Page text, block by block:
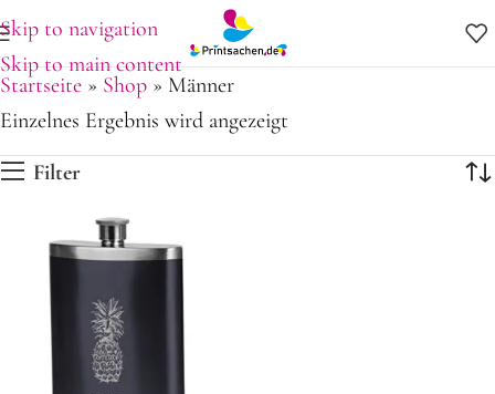
Skip to navigation
Skip to main content
Startseite » Shop » Männer
Einzelnes Ergebnis wird angezeigt
Filter